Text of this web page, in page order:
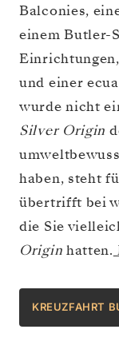
Balconies,
einem Butler-
und einer
wurde nicht
Silver Origin
haben, steht
übertrifft bei
die Sie
Origin hatten.
KREUZFAHRT